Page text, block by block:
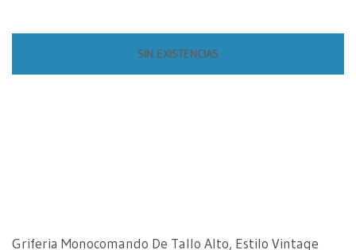
SIN EXISTENCIAS
Griferia Monocomando De Tallo Alto, Estilo Vintage